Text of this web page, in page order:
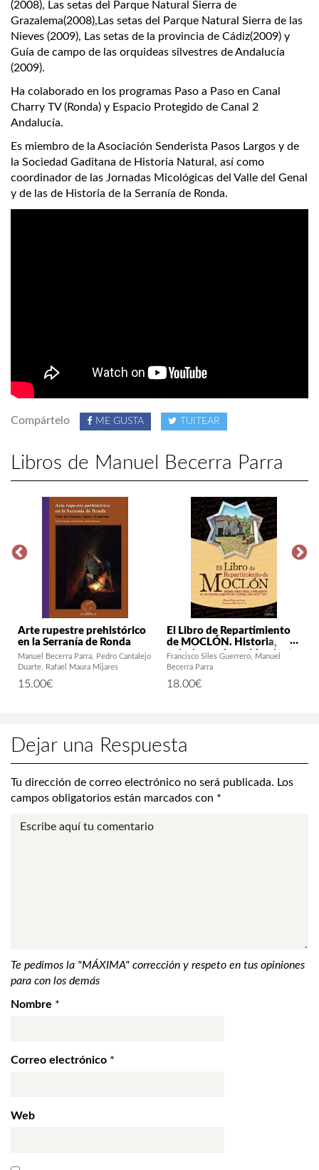
(2008), Las setas del Parque Natural Sierra de
Grazalema(2008),Las setas del Parque Natural Sierra de las
Nieves (2009), Las setas de la provincia de Cádiz(2009) y
Guía de campo de las orquideas silvestres de Andalucía
(2009).
Ha colaborado en los programas Paso a Paso en Canal
Charry TV (Ronda) y Espacio Protegido de Canal 2
Andalucía.
Es miembro de la Asociación Senderista Pasos Largos y de
la Sociedad Gaditana de Historia Natural, así como
coordinador de las Jornadas Micológicas del Valle del Genal
y de las de Historia de la Serranía de Ronda.
Compártelo ME GUSTA TUITEAR
Libros de Manuel Becerra Parra
Arte rupestre prehistórico
en la Serranía de Ronda
Manuel Becerra Parra
Pedro Cantalejo
Duarte
Rafael Maura Mijares
15.00€
El Libro de Repartimiento
de MOCLÓN. Historia,
paisaje rural y poblamiento
de una pequeña alquería de
Francisco Siles Guerrero
Manuel
Becerra Parra
18.00€
Dejar una Respuesta
Tu dirección de correo electrónico no será publicada. Los
campos obligatorios están marcados con *
Te pedimos la "MÁXIMA" corrección y respeto en tus opiniones
para con los demás
Nombre *
Correo electrónico *
Web